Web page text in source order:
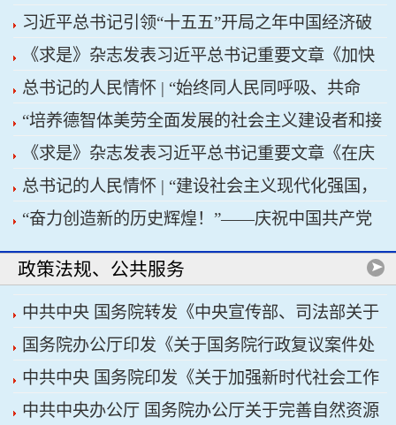
济高质量发展行稳致远
习近平总书记引领“十五五”开局之年中国经济破
浪前行
《求是》杂志发表习近平总书记重要文章《加快
建设健康中国》
总书记的人民情怀 | “始终同人民同呼吸、共命
运、心连心”
“培养德智体美劳全面发展的社会主义建设者和接
班人”——习近平总书记的重要论述指引基础教育
改革发展开创新局面
《求是》杂志发表习近平总书记重要文章《在庆
祝中国共产党成立105周年大会上的讲话》
总书记的人民情怀 | “建设社会主义现代化强国，
关键在科技自立自强”
“奋力创造新的历史辉煌！”——庆祝中国共产党
成立105周年大会侧记
政策法规、公共服务
中共中央 国务院转发《中央宣传部、司法部关于
开展法治宣传教育的第九个五年规划（2026——
2030年）》
国务院办公厅印发《关于国务院行政复议案件处
理程序的若干规定》
中共中央 国务院印发《关于加强新时代社会工作
的意见》
中共中央办公厅 国务院办公厅关于完善自然资源